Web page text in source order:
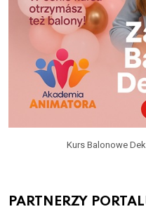
Kurs Balonowe
PARTNERZY